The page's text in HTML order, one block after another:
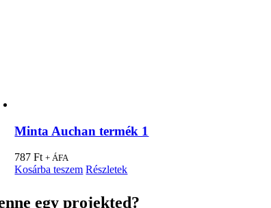
Minta Auchan termék 1
787Ft + ÁFA
Kosárba teszem Részletek
egy projekted?